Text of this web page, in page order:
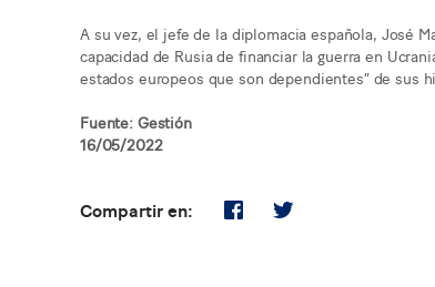
A su vez, el jefe de la diplomacia española, José
capacidad de Rusia de financiar la guerra en
estados europeos que son dependientes” de sus
Fuente: Gestión
16/05/2022
Compartir en: